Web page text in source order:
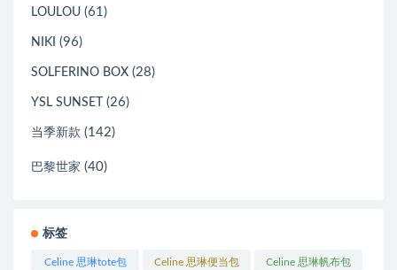
LOULOU (61)
NIKI (96)
SOLFERINO BOX (28)
YSL SUNSET (26)
当季新款 (142)
巴黎世家 (40)
标签
Celine 思琳tote包 Celine 思琳便当包 Celine 思琳帆布包